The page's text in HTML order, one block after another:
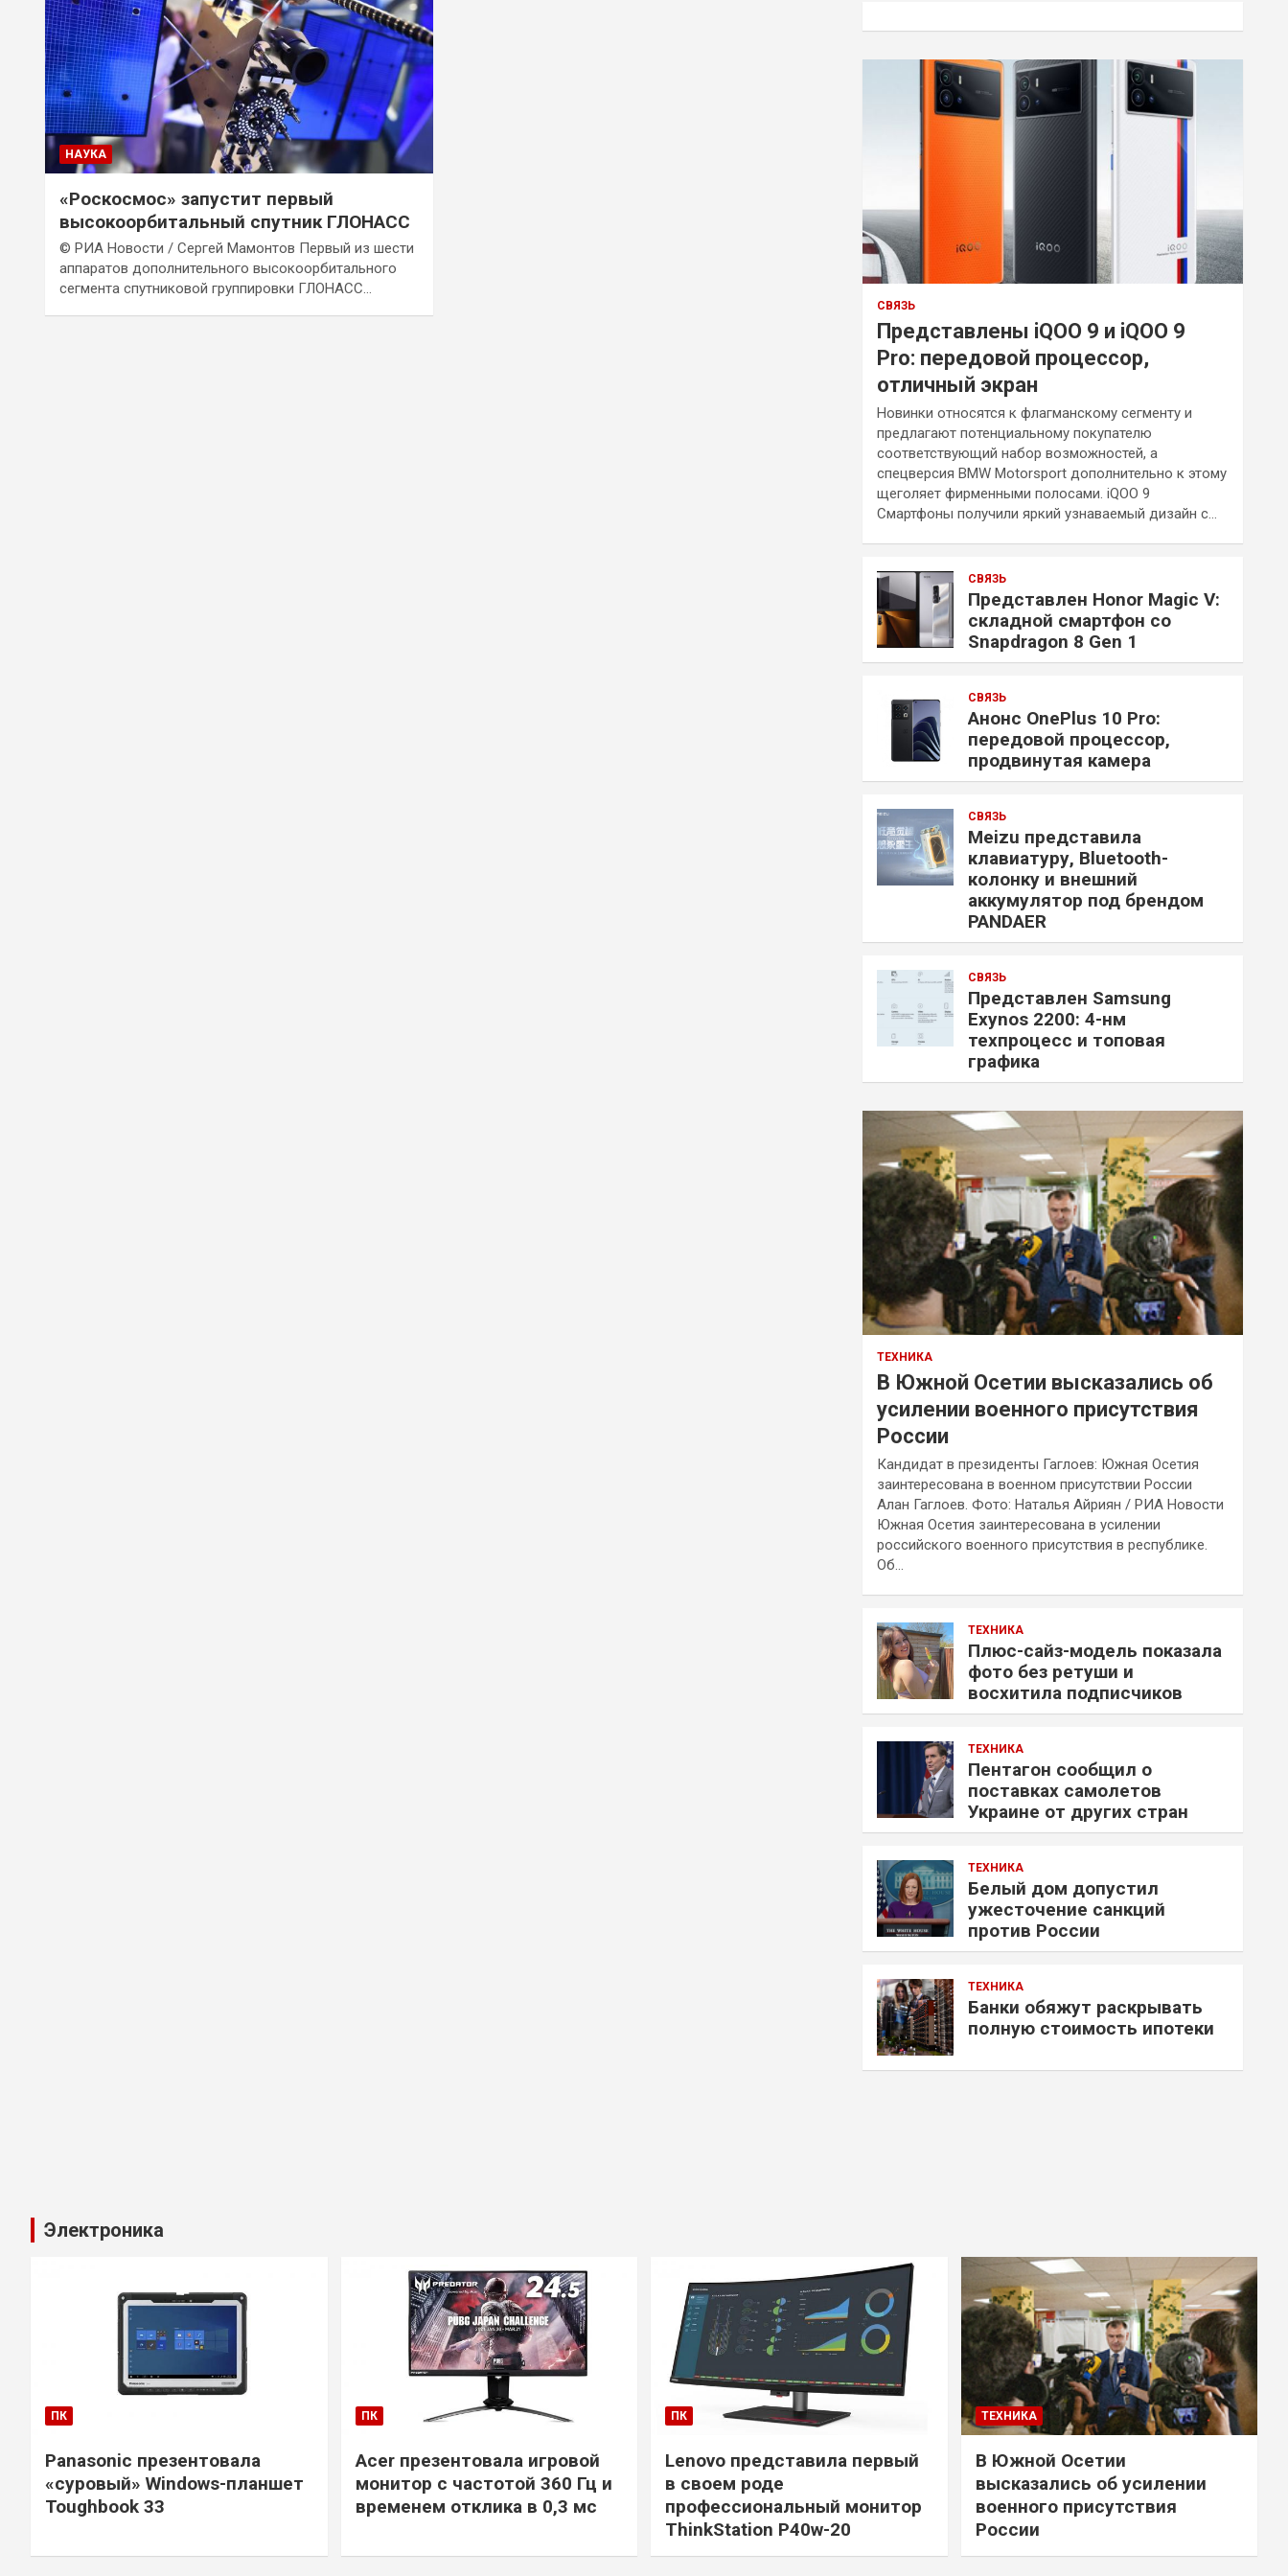
НАУКА
«Роскосмос» запустит первый
высокоорбитальный спутник ГЛОНАСС
© РИА Новости / Сергей Мамонтов Первый из шести
аппаратов дополнительного высокоорбитального
сегмента спутниковой группировки ГЛОНАСС…
СВЯЗЬ
Представлены iQOO 9 и iQOO 9
Pro: передовой процессор,
отличный экран
Новинки относятся к флагманскому сегменту и
предлагают потенциальному покупателю
соответствующий набор возможностей, а
спецверсия BMW Motorsport дополнительно к этому
щеголяет фирменными полосами. iQOO 9
Смартфоны получили яркий узнаваемый дизайн с…
СВЯЗЬ
Представлен Honor Magic V:
складной смартфон со
Snapdragon 8 Gen 1
СВЯЗЬ
Анонс OnePlus 10 Pro:
передовой процессор,
продвинутая камера
СВЯЗЬ
Meizu представила
клавиатуру, Bluetooth-
колонку и внешний
аккумулятор под брендом
PANDAER
СВЯЗЬ
Представлен Samsung
Exynos 2200: 4-нм
техпроцесс и топовая
графика
ТЕХНИКА
В Южной Осетии высказались об
усилении военного присутствия
России
Кандидат в президенты Гаглоев: Южная Осетия
заинтересована в военном присутствии России
Алан Гаглоев. Фото: Наталья Айриян / РИА Новости
Южная Осетия заинтересована в усилении
российского военного присутствия в республике.
Об…
ТЕХНИКА
Плюс-сайз-модель показала
фото без ретуши и
восхитила подписчиков
ТЕХНИКА
Пентагон сообщил о
поставках самолетов
Украине от других стран
ТЕХНИКА
Белый дом допустил
ужесточение санкций
против России
ТЕХНИКА
Банки обяжут раскрывать
полную стоимость ипотеки
Электроника
ПК
Panasonic презентовала
«суровый» Windows-планшет
Toughbook 33
ПК
Acer презентовала игровой
монитор с частотой 360 Гц и
временем отклика в 0,3 мс
ПК
Lenovo представила первый
в своем роде
профессиональный монитор
ThinkStation P40w-20
ТЕХНИКА
В Южной Осетии
высказались об усилении
военного присутствия
России